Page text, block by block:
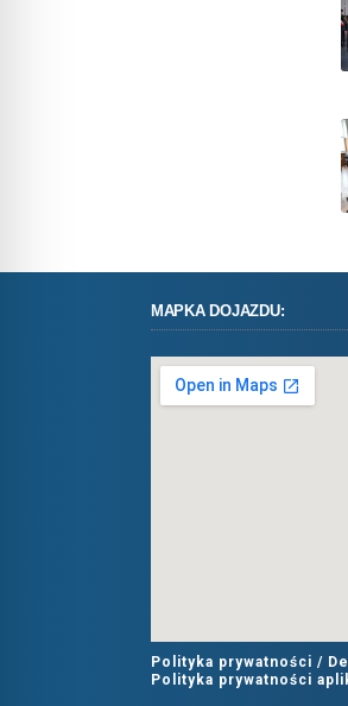
MAPKA DOJAZDU:
Polityka prywatności /
Polityka prywatności